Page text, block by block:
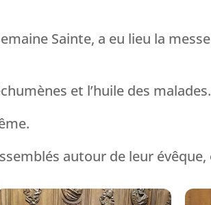
Sainte, a eu lieu la
et l’huile des malades.
autour de leur